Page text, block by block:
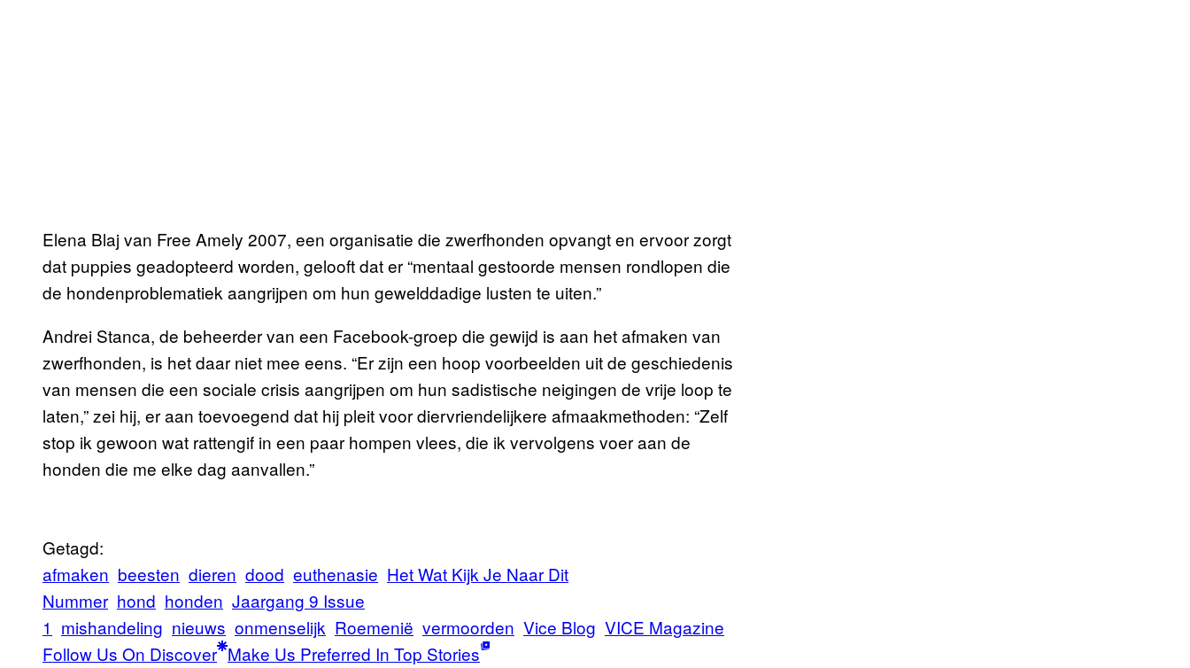
Elena Blaj van Free Amely 2007, een organisatie die zwerfhonden opvangt en ervoor zorgt
dat puppies geadopteerd worden, gelooft dat er “mentaal gestoorde mensen rondlopen die
de hondenproblematiek aangrijpen om hun gewelddadige lusten te uiten.”
Andrei Stanca, de beheerder van een Facebook-groep die gewijd is aan het afmaken van
zwerfhonden, is het daar niet mee eens. “Er zijn een hoop voorbeelden uit de geschiedenis
van mensen die een sociale crisis aangrijpen om hun sadistische neigingen de vrije loop te
laten,” zei hij, er aan toevoegend dat hij pleit voor diervriendelijkere afmaakmethoden: “Zelf
stop ik gewoon wat rattengif in een paar hompen vlees, die ik vervolgens voer aan de
honden die me elke dag aanvallen.”
Getagd:
afmaken beesten dieren dood euthenasie Het Wat Kijk Je Naar Dit
Nummer hond honden Jaargang 9 Issue
1 mishandeling nieuws onmenselijk Roemenië vermoorden Vice Blog VICE Magazine
Follow Us On Discover Make Us Preferred In Top Stories